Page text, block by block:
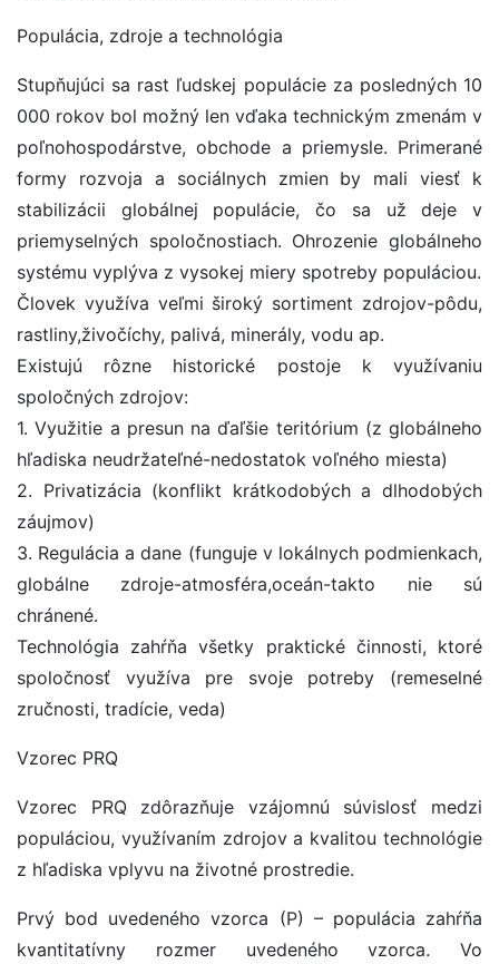
Populácia, zdroje a technológia
Stupňujúci sa rast ľudskej populácie za posledných 10
000 rokov bol možný len vďaka technickým zmenám v
poľnohospodárstve, obchode a priemysle. Primerané
formy rozvoja a sociálnych zmien by mali viesť k
stabilizácii globálnej populácie, čo sa už deje v
priemyselných spoločnostiach. Ohrozenie globálneho
systému vyplýva z vysokej miery spotreby populáciou.
Človek využíva veľmi široký sortiment zdrojov-pôdu,
rastliny,živočíchy, palivá, minerály, vodu ap.
Existujú rôzne historické postoje k využívaniu
spoločných zdrojov:
1. Využitie a presun na ďaľšie teritórium (z globálneho
hľadiska neudržateľné-nedostatok voľného miesta)
2. Privatizácia (konflikt krátkodobých a dlhodobých
záujmov)
3. Regulácia a dane (funguje v lokálnych podmienkach,
globálne zdroje-atmosféra,oceán-takto nie sú
chránené.
Technológia zahŕňa všetky praktické činnosti, ktoré
spoločnosť využíva pre svoje potreby (remeselné
zručnosti, tradície, veda)
Vzorec PRQ
Vzorec PRQ zdôrazňuje vzájomnú súvislosť medzi
populáciou, využívaním zdrojov a kvalitou technológie
z hľadiska vplyvu na životné prostredie.
Prvý bod uvedeného vzorca (P) – populácia zahŕňa
kvantitatívny rozmer uvedeného vzorca. Vo